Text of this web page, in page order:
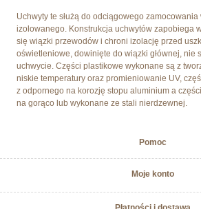
Uchwyty te służą do odciągowego
izolowanego. Konstrukcja uchwytów zapobiega
się wiązki przewodów i chroni izolację przed
oświetleniowe, dowinięte do wiązki głównej, nie
uchwycie. Części plastikowe wykonane są z
niskie temperatury oraz promieniowanie UV,
z odpornego na korozję stopu aluminium a
na gorąco lub wykonane ze stali nierdzewnej.
Pomoc
Moje konto